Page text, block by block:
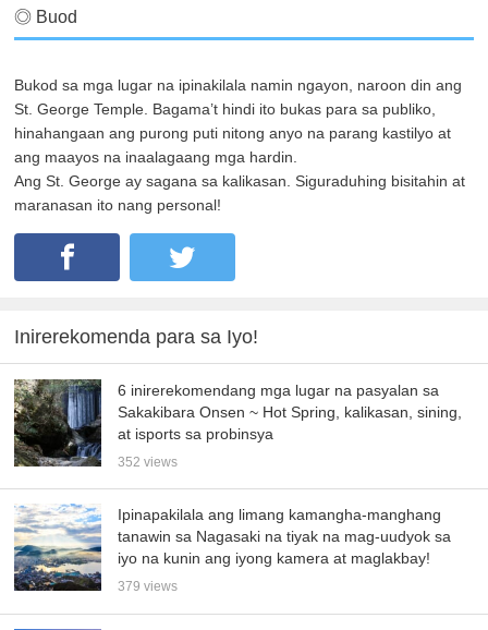
◎ Buod
Bukod sa mga lugar na ipinakilala namin ngayon, naroon din ang
St. George Temple. Bagama’t hindi ito bukas para sa publiko,
hinahangaan ang purong puti nitong anyo na parang kastilyo at
ang maayos na inaalagaang mga hardin.
Ang St. George ay sagana sa kalikasan. Siguraduhing bisitahin at
maranasan ito nang personal!
Inirerekomenda para sa Iyo!
6 inirerekomendang mga lugar na pasyalan sa
Sakakibara Onsen ~ Hot Spring, kalikasan, sining,
at isports sa probinsya
352 views
Ipinapakilala ang limang kamangha-manghang
tanawin sa Nagasaki na tiyak na mag-uudyok sa
iyo na kunin ang iyong kamera at maglakbay!
379 views